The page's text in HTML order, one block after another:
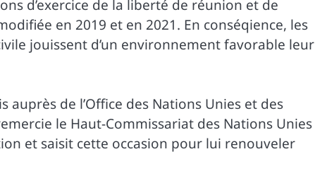
d’exercice de la liberté de réunion et de
en 2019 et en 2021. En conséqience, les
jouissent d’un environnement favorable leur
de l’Office des Nations Unies et des
le Haut-Commissariat des Nations Unies
et saisit cette occasion pour lui renouveler